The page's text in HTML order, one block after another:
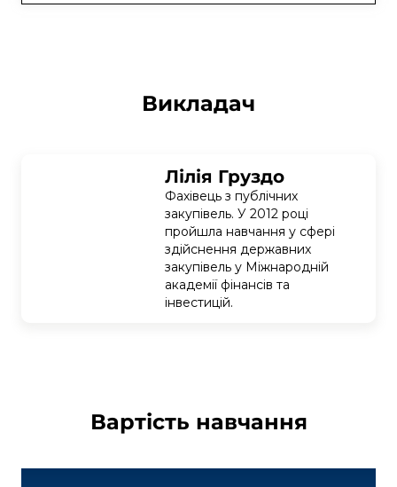
Викладач
Лілія Груздо
Фахівець з публічних
закупівель. У 2012 році
пройшла навчання у сфері
здійснення державних
закупівель у Міжнародній
академії фінансів та
інвестицій.
Вартість навчання